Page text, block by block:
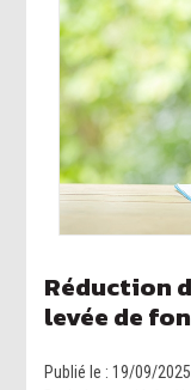
Réduction
levée de
Publié le :19/09/2025